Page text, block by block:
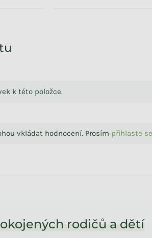
k této položce.
vkládat hodnocení. Prosím přihlaste se
rodičů a dětí